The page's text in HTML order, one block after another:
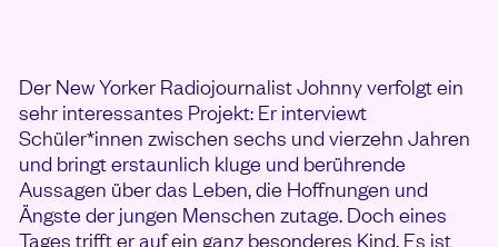
Der New Yorker Radiojournalist Johnny verfolgt ein
sehr interessantes Projekt: Er interviewt
Schüler*innen zwischen sechs und vierzehn Jahren
und bringt erstaunlich kluge und berührende
Aussagen über das Leben, die Hoffnungen und
Ängste der jungen Menschen zutage. Doch eines
Tages trifft er auf ein ganz besonderes Kind. Es ist